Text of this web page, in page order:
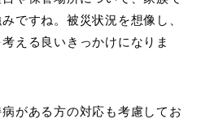
ですね。被災状況を想像し、
える良いきっかけになりま
がある方の対応も考慮してお